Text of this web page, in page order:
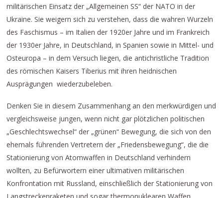
militärischen Einsatz der „Allgemeinen SS“ der NATO in der
Ukraine. Sie weigern sich zu verstehen, dass die wahren Wurzeln
des Faschismus – im Italien der 1920er Jahre und im Frankreich
der 1930er Jahre, in Deutschland, in Spanien sowie in Mittel- und
Osteuropa – in dem Versuch liegen, die antichristliche Tradition
des römischen Kaisers Tiberius mit ihren heidnischen
Ausprägungen wiederzubeleben.
Denken Sie in diesem Zusammenhang an den merkwürdigen und
vergleichsweise jungen, wenn nicht gar plötzlichen politischen
„Geschlechtswechsel“ der „grünen“ Bewegung, die sich von den
ehemals führenden Vertretern der „Friedensbewegung“, die die
Stationierung von Atomwaffen in Deutschland verhindern
wollten, zu Befürwortern einer ultimativen militärischen
Konfrontation mit Russland, einschließlich der Stationierung von